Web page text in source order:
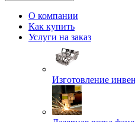
О компании
Как купить
Услуги на заказ
Изготовление